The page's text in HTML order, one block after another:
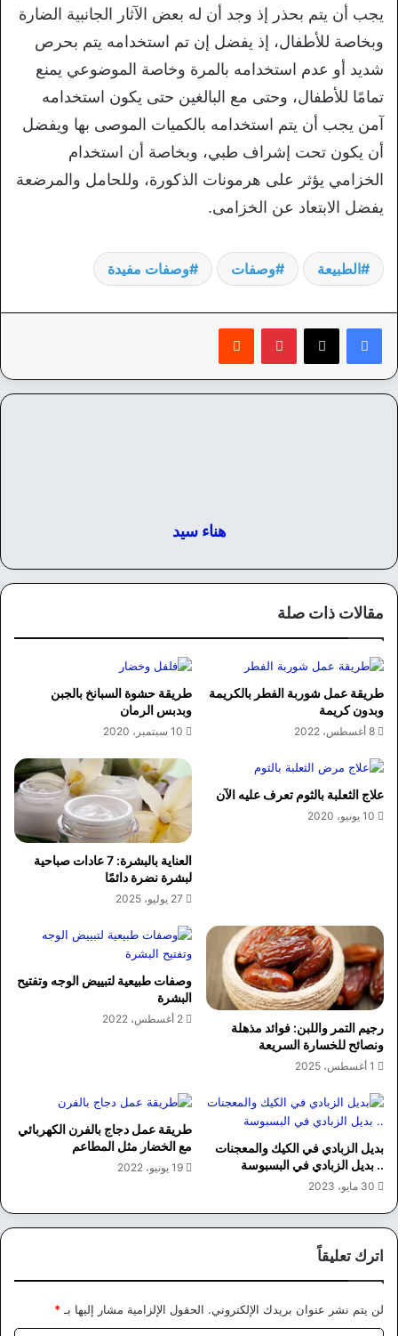
يجب أن يتم بحذر إذ وجد أن له بعض الآثار الجانبية الضارة
وبخاصة للأطفال، إذ يفضل إن تم استخدامه يتم بحرص
شديد أو عدم استخدامه بالمرة وخاصة الموضوعي يمنع
تمامًا للأطفال، وحتى مع البالغين حتى يكون استخدامه
آمن يجب أن يتم استخدامه بالكميات الموصى بها ويفضل
أن يكون تحت إشراف طبي، وبخاصة أن استخدام
الخزامي يؤثر على هرمونات الذكورة، وللحامل والمرضعة
يفضل الابتعاد عن الخزامى.
الطبيعة وصفات وصفات مفيدة
بينتيريست
هناء سيد
مقالات ذات صلة
طريقة عمل شوربة الفطر بالكريمة
وبدون كريمة
8 أغسطس، 2022
طريقة حشوة السبانخ بالجبن
وبدبس الرمان
10 سبتمبر، 2020
علاج الثعلبة بالثوم تعرف عليه الآن
10 يونيو، 2020
العناية بالبشرة: 7 عادات صباحية
لبشرة نضرة دائمًا
27 يوليو، 2025
رجيم التمر واللبن: فوائد مذهلة
ونصائح للخسارة السريعة
1 أغسطس، 2025
وصفات طبيعية لتبييض الوجه وتفتيح
البشرة
2 أغسطس، 2022
بديل الزبادي في الكيك والمعجنات
.. بديل الزبادي في البسبوسة
30 مايو، 2023
طريقة عمل دجاج بالفرن الكهربائي
مع الخضار مثل المطاعم
19 يونيو، 2022
اترك تعليقاً
لن يتم نشر عنوان بريدك الإلكتروني. الحقول الإلزامية مشار إليها بـ *